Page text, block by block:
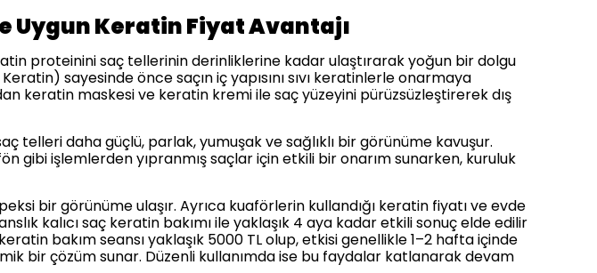
Uygun Keratin Fiyat Avantajı
proteinini saç tellerinin derinliklerine kadar ulaştırarak yoğun bir dolgu
sayesinde önce saçın iç yapısını sıvı keratinlerle onarmaya
keratin maskesi ve keratin kremi ile saç yüzeyini pürüzsüzleştirerek dış
daha güçlü, parlak, yumuşak ve sağlıklı bir görünüme kavuşur.
gibi işlemlerden yıpranmış saçlar için etkili bir onarım sunarken, kuruluk
bir görünüme ulaşır. Ayrıca kuaförlerin kullandığı keratin fiyatı ve evde
kalıcı saç keratin bakımı ile yaklaşık 4 aya kadar etkili sonuç elde edilir
bakım seansı yaklaşık 5000 TL olup, etkisi genellikle 1–2 hafta içinde
bir çözüm sunar. Düzenli kullanımda ise bu faydalar katlanarak devam